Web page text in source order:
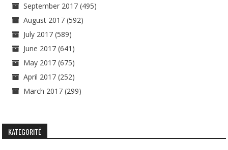
September 2017 (495)
August 2017 (592)
July 2017 (589)
June 2017 (641)
May 2017 (675)
April 2017 (252)
March 2017 (299)
KATEGORITË